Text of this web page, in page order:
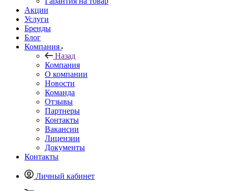
Акции
Услуги
Бренды
Блог
Компания
Назад
Компания
О компании
Новости
Команда
Отзывы
Партнеры
Контакты
Вакансии
Лицензии
Документы
Контакты
Личный кабинет